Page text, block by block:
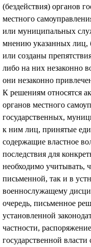
(бездействия) органов
местного
или муниципальных
мнению указанных лиц,
или созданы
либо на них незаконно
они незаконно
К решениям относятся
органов местного
государственных,
к ним лиц, принятые
содержащие властное
последствия для
необходимо учитывать,
письменной, так и в
военнослужащему
очередь, письменное
установленной
частности,
государственной